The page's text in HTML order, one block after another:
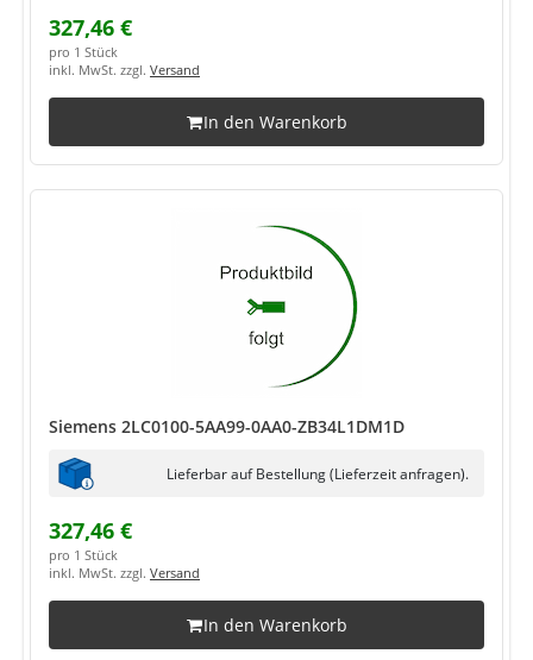
327,46 €
pro 1 Stück
inkl. MwSt. zzgl. Versand
In den Warenkorb
Siemens 2LC0100-5AA99-0AA0-ZB34L1DM1D
Lieferbar auf Bestellung (Lieferzeit anfragen).
327,46 €
pro 1 Stück
inkl. MwSt. zzgl. Versand
In den Warenkorb